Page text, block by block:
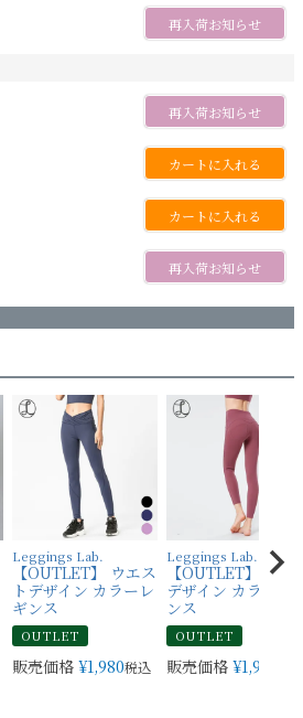
再入荷お知らせ
再入荷お知らせ
カートに入れる
カートに入れる
再入荷お知らせ
Leggings Lab.
【OUTLET】 ウエス
トデザイン カラーレ
ギンス
OUTLET
販売価格 ¥1,980税込
Leggings Lab.
【OUTLET】 バッ
デザイン カラーレ
ンス
OUTLET
販売価格 ¥1,980